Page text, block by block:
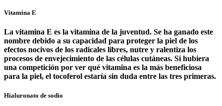
Vitamina E
La vitamina E es la vitamina de la juventud. Se ha ganado este
nombre debido a su capacidad para proteger la piel de los
efectos nocivos de los radicales libres, nutre y ralentiza los
procesos de envejecimiento de las células cutáneas. Si hubiera
una competición por ver qué vitamina es la más beneficiosa
para la piel, el tocoferol estaría sin duda entre las tres primeras.
Hialuronato de sodio